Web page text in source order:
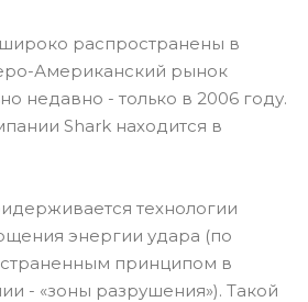
распространены в
Американский рынок
недавно - только в 2006 году.
Shark находится в
технологии
энергии удара (по
принципом в
- «зоны разрушения»). Такой